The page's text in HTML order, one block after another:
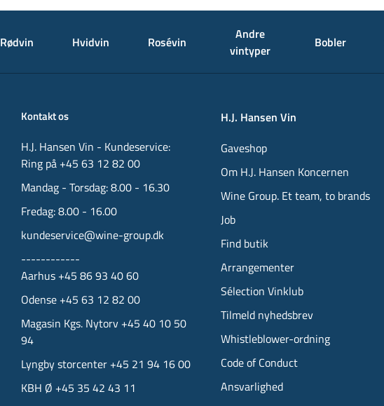
Rødvin Hvidvin Rosévin
Andre
vintyper
Bobler
Kontakt os
H.J. Hansen Vin - Kundeservice:
Ring på +45 63 12 82 00
Mandag - Torsdag: 8.00 - 16.30
Fredag: 8.00 - 16.00
kundeservice@wine-group.dk
------------
Aarhus +45 86 93 40 60
Odense +45 63 12 82 00
Magasin Kgs. Nytorv +45 40 10 50
94
Lyngby storcenter +45 21 94 16 00
KBH Ø +45 35 42 43 11
H.J. Hansen Vin
Gaveshop
Om H.J. Hansen Koncernen
Wine Group. Et team, to brands
Job
Find butik
Arrangementer
Sélection Vinklub
Tilmeld nyhedsbrev
Whistleblower-ordning
Code of Conduct
Ansvarlighed